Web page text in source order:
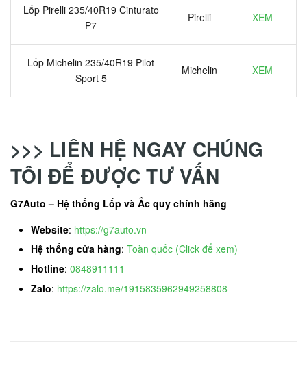
Lốp Pirelli 235/40R19 Cinturato
P7
Pirelli XEM
Lốp Michelin 235/40R19 Pilot
Sport 5
Michelin XEM
>>> LIÊN HỆ NGAY CHÚNG
TÔI ĐỂ ĐƯỢC TƯ VẤN
G7Auto – Hệ thống Lốp và Ắc quy chính hãng
Website: https://g7auto.vn
Hệ thống cửa hàng: Toàn quốc (Click để xem)
Hotline: 0848911111
Zalo: https://zalo.me/1915835962949258808